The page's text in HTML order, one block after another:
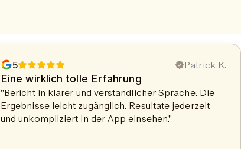
5 Patrick K.
Eine wirklich tolle Erfahrung
"Bericht in klarer und verständlicher Sprache. Die
Ergebnisse leicht zugänglich. Resultate jederzeit
und unkompliziert in der App einsehen."